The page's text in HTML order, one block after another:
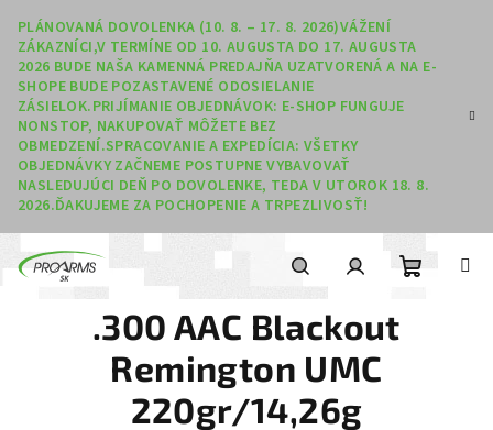
PLÁNOVANÁ DOVOLENKA (10. 8. – 17. 8. 2026)VÁŽENÍ
ZÁKAZNÍCI,V TERMÍNE OD 10. AUGUSTA DO 17. AUGUSTA
2026 BUDE NAŠA KAMENNÁ PREDAJŇA UZATVORENÁ A NA E-
SHOPE BUDE POZASTAVENÉ ODOSIELANIE
ZÁSIELOK.PRIJÍMANIE OBJEDNÁVOK: E-SHOP FUNGUJE
NONSTOP, NAKUPOVAŤ MÔŽETE BEZ
OBMEDZENÍ.SPRACOVANIE A EXPEDÍCIA: VŠETKY
OBJEDNÁVKY ZAČNEME POSTUPNE VYBAVOVAŤ
NASLEDUJÚCI DEŇ PO DOVOLENKE, TEDA V UTOROK 18. 8.
2026.ĎAKUJEME ZA POCHOPENIE A TRPEZLIVOSŤ!
Hľadať
.300 AAC Blackout
Remington UMC
220gr/14,26g